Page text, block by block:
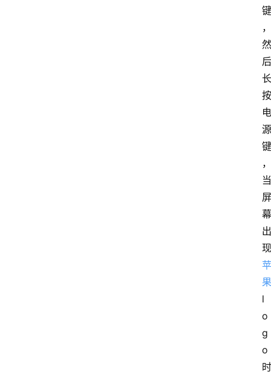
键
，
然
后
长
按
电
源
键
，
当
屏
幕
出
现
苹
果
l
o
g
o
时